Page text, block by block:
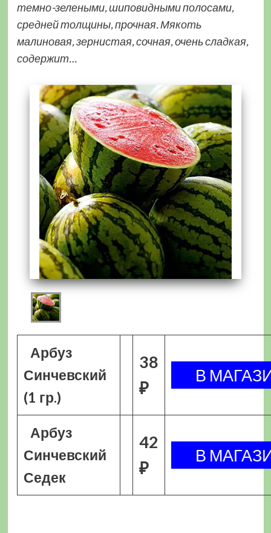
темно-зелеными, шиповидными полосами,
средней толщины, прочная. Мякоть
малиновая, зернистая, сочная, очень сладкая,
содержит…
Арбуз
Синчевский
(1 гр.)
38
₽
Арбуз
Синчевский
Седек
42
₽